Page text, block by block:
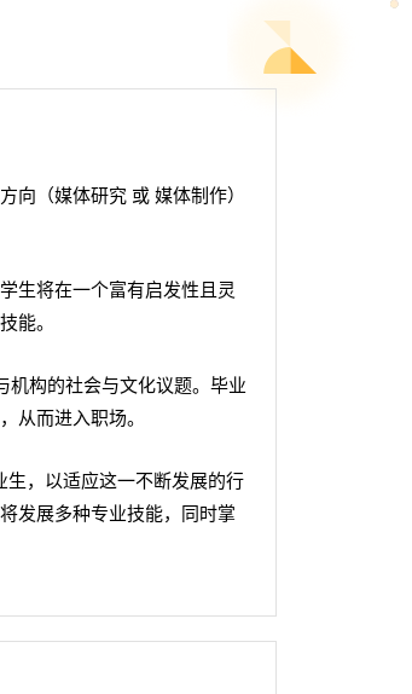
（媒体研究 或 媒体制作）
生将在一个富有启发性且灵
能。
机构的社会与文化议题。毕业
从而进入职场。
，以适应这一不断发展的行
发展多种专业技能，同时掌